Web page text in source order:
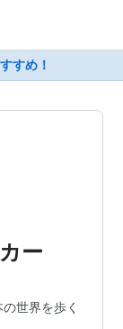
すめ！
ー
世界を歩く